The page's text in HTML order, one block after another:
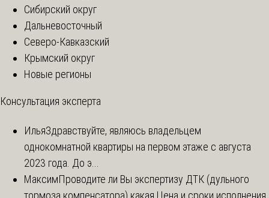
Сибирский округ
Дальневосточный
Северо-Кавказский
Крымский округ
Новые регионы
Консультация эксперта
ИльяЗдравствуйте, являюсь владельцем
однокомнатной квартиры на первом этаже с августа
2023 года. До э...
МаксимПроводите ли Вы экспертизу ДТК (дульного